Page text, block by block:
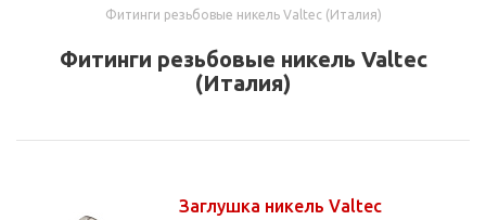
Фитинги резьбовые никель Valtec (Италия)
Фитинги резьбовые никель Valtec
(Италия)
Заглушка никель Valtec